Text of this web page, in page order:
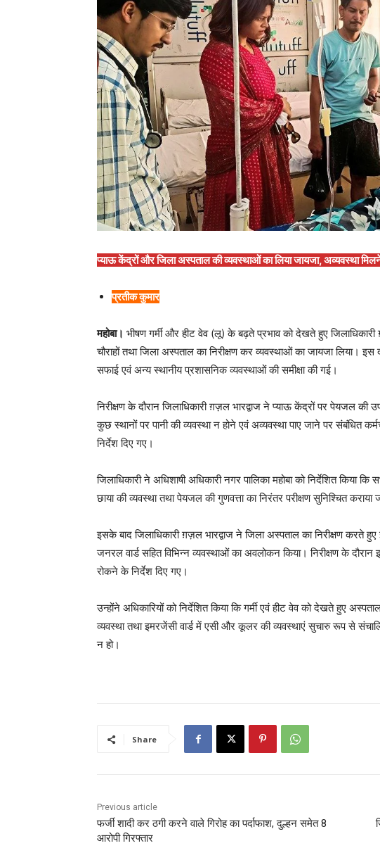
प्याऊ केंद्रों और जिला अस्पताल की व्यवस्थाओं का लिया जायजा, अव्यवस्था मिलने
प्रतीक कुमार
महोबा। भीषण गर्मी और हीट वेव (लू) के बढ़ते प्रभाव को देखते हुए
चौराहों तथा जिला अस्पताल का निरीक्षण कर व्यवस्थाओं का जायजा लिया। इस
सफाई एवं अन्य स्थानीय प्रशासनिक व्यवस्थाओं की समीक्षा की गई।
निरीक्षण के दौरान जिलाधिकारी ग़ज़ल भारद्वाज ने प्याऊ केंद्रों पर पेयजल की
कुछ स्थानों पर पानी की व्यवस्था न होने एवं अव्यवस्था पाए जाने पर संबंधित
निर्देश दिए गए।
जिलाधिकारी ने अधिशाषी अधिकारी नगर पालिका महोबा को निर्देशित किया
छाया की व्यवस्था तथा पेयजल की गुणवत्ता का निरंतर परीक्षण सुनिश्चित
इसके बाद जिलाधिकारी ग़ज़ल भारद्वाज ने जिला अस्पताल का निरीक्षण करते
जनरल वार्ड सहित विभिन्न व्यवस्थाओं का अवलोकन किया। निरीक्षण के
रोकने के निर्देश दिए गए।
उन्होंने अधिकारियों को निर्देशित किया कि गर्मी एवं हीट वेव को देखते हुए
व्यवस्था तथा इमरजेंसी वार्ड में एसी और कूलर की व्यवस्थाएं सुचारु रूप से
न हो।
Share
Previous article
फर्जी शादी कर ठगी करने वाले गिरोह का पर्दाफाश, दुल्हन समेत 8
आरोपी गिरफ्तार